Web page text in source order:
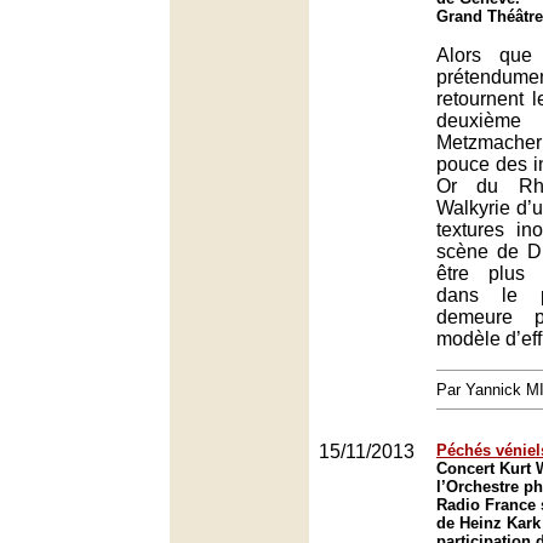
Grand
Alors
retournent
pouce des
Or du
Walkyrie
textures
scène de
être plus
dans le
demeure
modèle
Par Yannick
15/11/2013
Péchés
Concert Kurt
l’Orchestre
Radio
de Heinz